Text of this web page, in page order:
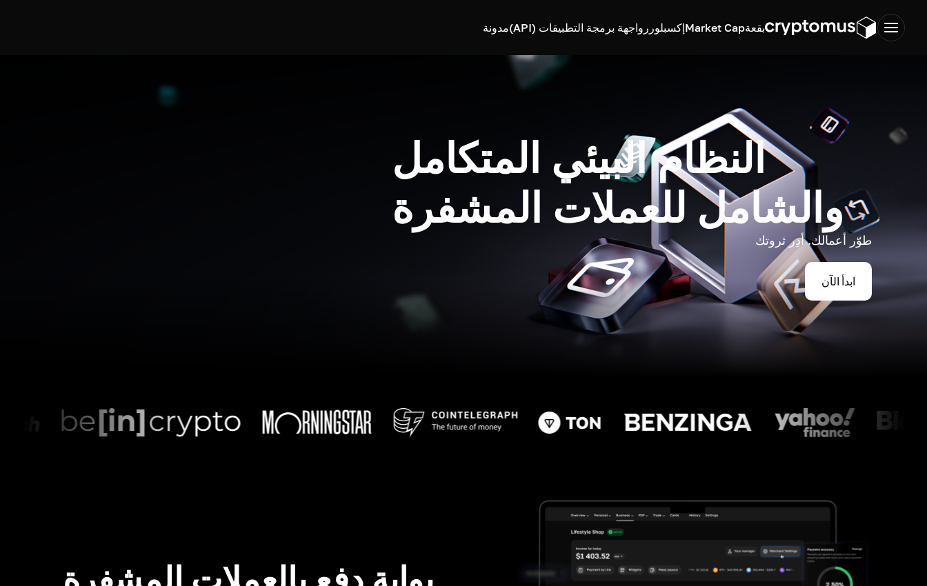
بقعةMarket Capإكسبلورر واجهة برمجة التطبيقات (API) مدونة
النظام البيئي المتكامل
والشامل للعملات المشفرة
طوّر أعمالك. أدِر ثروتك
ابدأ الآن